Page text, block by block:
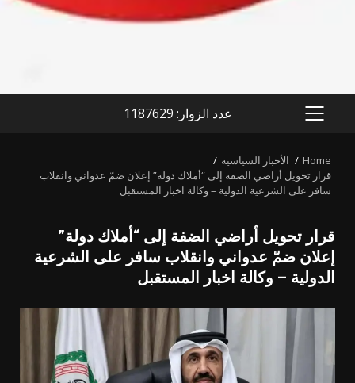
PRIMARY
عدد الزوار: 1187629
Home
الأخبار السياسية
قرار تحويل أراضي الضفة إلى “أملاك دولة” إعلان ضمّ عدواني وانقلاب
سافر على الشرعية الدولية – وكالة اخبار المستقبل
قرار تحويل أراضي الضفة إلى “أملاك دولة”
إعلان ضمّ عدواني وانقلاب سافر على الشرعية
الدولية – وكالة اخبار المستقبل